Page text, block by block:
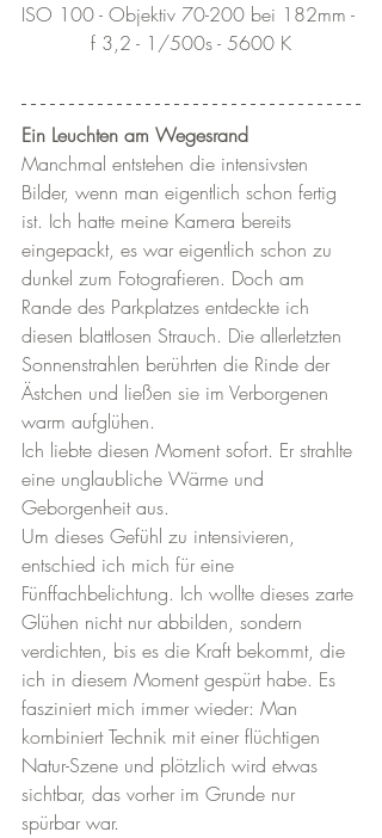
ISO 100 - Objektiv 70-200 bei 182mm -
f 3,2 - 1/500s - 5600 K
Ein Leuchten am Wegesrand
Manchmal entstehen die intensivsten
Bilder, wenn man eigentlich schon fertig
ist. Ich hatte meine Kamera bereits
eingepackt, es war eigentlich schon zu
dunkel zum Fotografieren. Doch am
Rande des Parkplatzes entdeckte ich
diesen blattlosen Strauch. Die allerletzten
Sonnenstrahlen berührten die Rinde der
Ästchen und ließen sie im Verborgenen
warm aufglühen.
Ich liebte diesen Moment sofort. Er strahlte
eine unglaubliche Wärme und
Geborgenheit aus.
Um dieses Gefühl zu intensivieren,
entschied ich mich für eine
Fünffachbelichtung. Ich wollte dieses zarte
Glühen nicht nur abbilden, sondern
verdichten, bis es die Kraft bekommt, die
ich in diesem Moment gespürt habe. Es
fasziniert mich immer wieder: Man
kombiniert Technik mit einer flüchtigen
Natur-Szene und plötzlich wird etwas
sichtbar, das vorher im Grunde nur
spürbar war.